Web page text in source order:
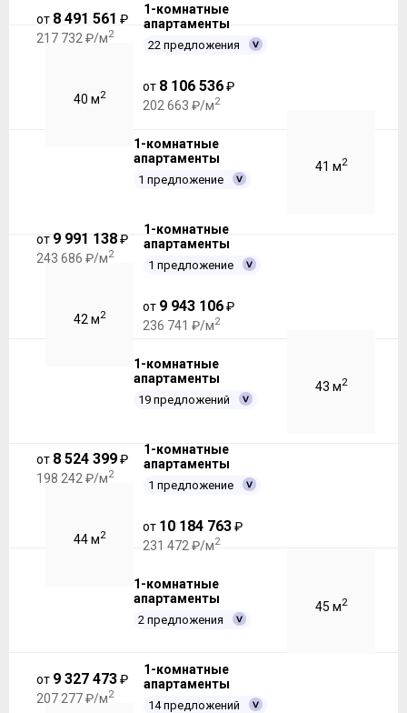
от 8 491 561 ₽
217 732 ₽/м2
1-комнатные
апартаменты
22 предложения
40 м2
от 8 106 536₽
202 663 ₽/м2
1-комнатные
апартаменты
1 предложение
41 м2
от 9 991 138₽
243 686 ₽/м2
1-комнатные
апартаменты
1 предложение
42 м2
от 9 943 106₽
236 741 ₽/м2
1-комнатные
апартаменты
19 предложений
43 м2
от 8 524 399₽
198 242 ₽/м2
1-комнатные
апартаменты
1 предложение
44 м2
от 10 184 763₽
231 472 ₽/м2
1-комнатные
апартаменты
2 предложения
45 м2
от 9 327 473₽
207 277 ₽/м2
1-комнатные
апартаменты
14 предложений